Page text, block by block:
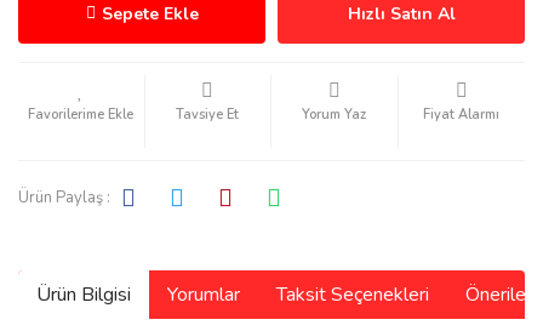
Sepete Ekle Hızlı Satın Al
Tavsiye Et Yorum Yaz Fiyat Alarmı
Ürün Paylaş :
Ürün Bilgisi Yorumlar Taksit Seçenekleri